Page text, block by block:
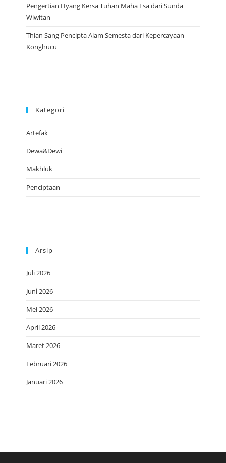
Pengertian Hyang Kersa Tuhan Maha Esa dari Sunda
Wiwitan
Thian Sang Pencipta Alam Semesta dari Kepercayaan
Konghucu
Kategori
Artefak
Dewa&Dewi
Makhluk
Penciptaan
Arsip
Juli 2026
Juni 2026
Mei 2026
April 2026
Maret 2026
Februari 2026
Januari 2026